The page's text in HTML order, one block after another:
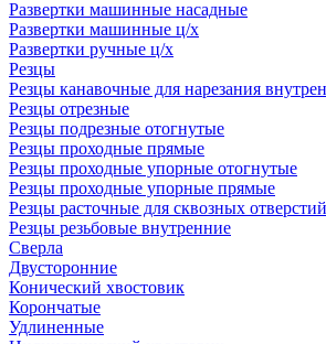
Развертки машинные насадные
Развертки машинные ц/х
Развертки ручные ц/х
Резцы
Резцы канавочные для нарезания
Резцы отрезные
Резцы подрезные отогнутые
Резцы проходные прямые
Резцы проходные упорные отогнутые
Резцы проходные упорные прямые
Резцы расточные для сквозных отверстий
Резцы резьбовые внутренние
Сверла
Двусторонние
Конический хвостовик
Корончатые
Удлиненные